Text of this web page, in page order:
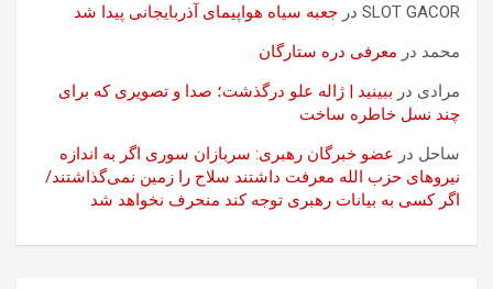
SLOT GACOR در جعبه سیاه هواپیمای آذربایجانی پیدا شد
محمد در معرفی دره ستارگان
مرادی در ببینید | ژاله علو درگذشت؛ صدا و تصویری که برای
چند نسل خاطره ساخت
ساحل در عضو خبرگان رهبری: سربازان سوری اگر به اندازه
نیروهای حزب الله معرفت داشتند سلاح را زمین نمی‌گذاشتند/
اگر کسی به بیانات رهبری توجه کند منحرف نخواهد شد